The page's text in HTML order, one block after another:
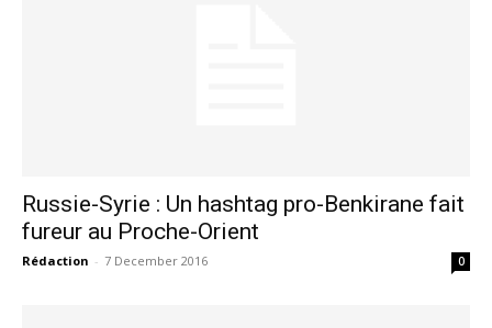
Russie-Syrie : Un hashtag pro-Benkirane fait
fureur au Proche-Orient
Rédaction - 7 December 2016 0